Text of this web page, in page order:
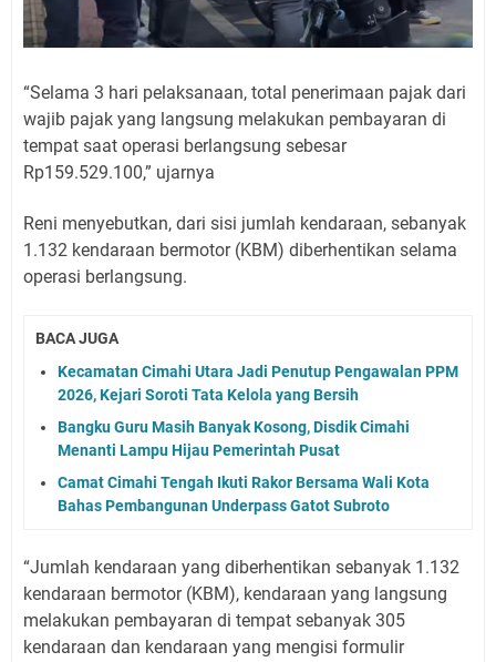
“Selama 3 hari pelaksanaan, total penerimaan pajak dari
wajib pajak yang langsung melakukan pembayaran di
tempat saat operasi berlangsung sebesar
Rp159.529.100,” ujarnya
Reni menyebutkan, dari sisi jumlah kendaraan, sebanyak
1.132 kendaraan bermotor (KBM) diberhentikan selama
operasi berlangsung.
BACA JUGA
Kecamatan Cimahi Utara Jadi Penutup Pengawalan PPM
2026, Kejari Soroti Tata Kelola yang Bersih
Bangku Guru Masih Banyak Kosong, Disdik Cimahi
Menanti Lampu Hijau Pemerintah Pusat
Camat Cimahi Tengah Ikuti Rakor Bersama Wali Kota
Bahas Pembangunan Underpass Gatot Subroto
“Jumlah kendaraan yang diberhentikan sebanyak 1.132
kendaraan bermotor (KBM), kendaraan yang langsung
melakukan pembayaran di tempat sebanyak 305
kendaraan dan kendaraan yang mengisi formulir